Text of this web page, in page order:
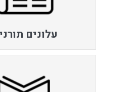
עלונים